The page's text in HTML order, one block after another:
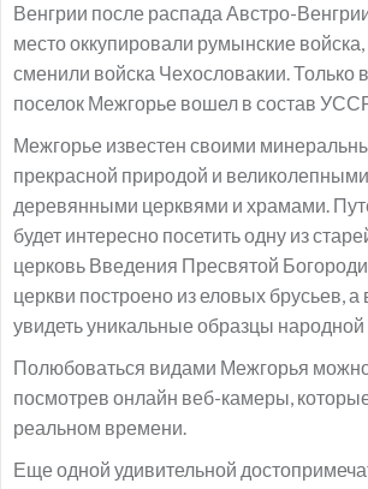
Венгрии после распада Австро-
место оккупировали румынские
сменили войска Чехословакии. Только
поселок Межгорье вошел в состав
Межгорье известен своими
прекрасной природой и
деревянными церквями и храмами.
будет интересно посетить одну из
церковь Введения Пресвятой
церкви построено из еловых брусьев,
увидеть уникальные образцы
Полюбоваться видами Межгорья
посмотрев онлайн веб-камеры,
реальном времени.
Еще одной удивительной